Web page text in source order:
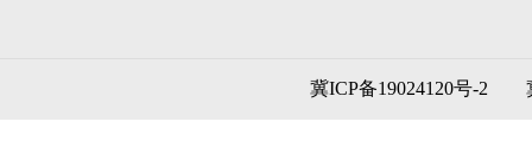
冀ICP备19024120号-2